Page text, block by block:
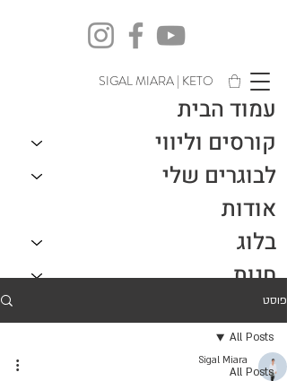
SIGAL MIARA | KETO
עמוד הבית
קורסים וליווי
לבוגרים שלי
אודות
בלוג
חנות
צור קשרפוסט
All Posts
All Posts
Sigal Miara